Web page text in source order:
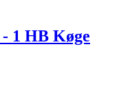
1 HB Køge